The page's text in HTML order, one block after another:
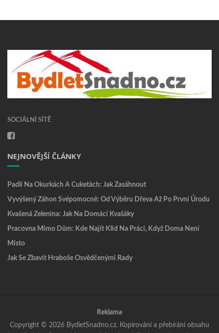
SOCIÁLNÍ SÍTĚ
NEJNOVĚJŠÍ ČLÁNKY
Padlí Na Okurkách A Cuketách: Jak Zasáhnout
Vyvýšený Záhon Svépomocně: Od Výběru Dřeva Až Po První Úrodu
Kvašená Zelenina: Jak Na Domácí Kvašáky
Pracovna Mimo Dům: Kde Najít Klid Na Práci, Když Doma Není
Místo
Jak Se Zbavit Hraboše Osvědčenými Rady
Reklama
Copyright © 2026 BydletSnadno.cz. Kopírování a přebírání obsahu